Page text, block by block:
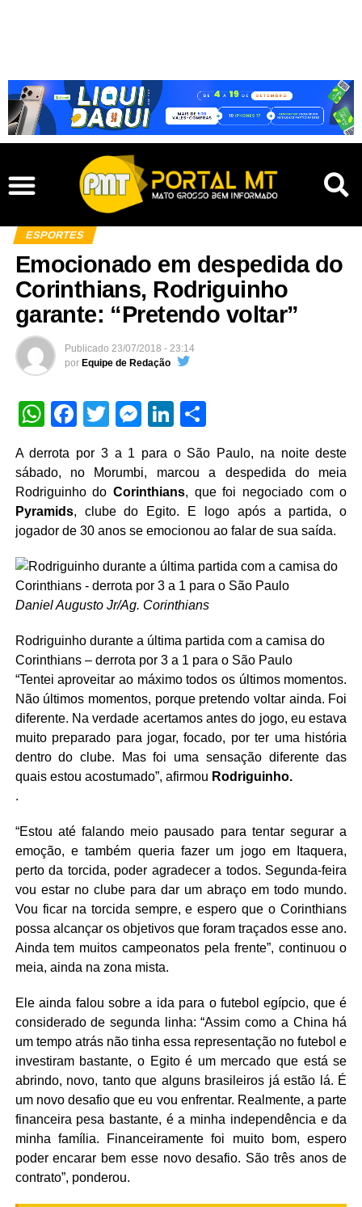
ESPORTES
Emocionado em despedida do
Corinthians, Rodriguinho
garante: “Pretendo voltar”
Publicado 23/07/2018 - 23:14
por Equipe de Redação
WhatsApp
Facebook
TwitterMessenger
LinkedIn
A derrota por 3 a 1 para o São Paulo, na noite deste
sábado, no Morumbi, marcou a despedida do meia
Rodriguinho do Corinthians, que foi negociado com o
Pyramids, clube do Egito. E logo após a partida, o
jogador de 30 anos se emocionou ao falar de sua saída.
Daniel Augusto Jr/Ag. Corinthians
Rodriguinho durante a última partida com a camisa do
Corinthians – derrota por 3 a 1 para o São Paulo
“Tentei aproveitar ao máximo todos os últimos momentos.
Não últimos momentos, porque pretendo voltar ainda. Foi
diferente. Na verdade acertamos antes do jogo, eu estava
muito preparado para jogar, focado, por ter uma história
dentro do clube. Mas foi uma sensação diferente das
quais estou acostumado”, afirmou Rodriguinho.
.
“Estou até falando meio pausado para tentar segurar a
emoção, e também queria fazer um jogo em Itaquera,
perto da torcida, poder agradecer a todos. Segunda-feira
vou estar no clube para dar um abraço em todo mundo.
Vou ficar na torcida sempre, e espero que o Corinthians
possa alcançar os objetivos que foram traçados esse ano.
Ainda tem muitos campeonatos pela frente”, continuou o
meia, ainda na zona mista.
Ele ainda falou sobre a ida para o futebol egípcio, que é
considerado de segunda linha: “Assim como a China há
um tempo atrás não tinha essa representação no futebol e
investiram bastante, o Egito é um mercado que está se
abrindo, novo, tanto que alguns brasileiros já estão lá. É
um novo desafio que eu vou enfrentar. Realmente, a parte
financeira pesa bastante, é a minha independência e da
minha família. Financeiramente foi muito bom, espero
poder encarar bem esse novo desafio. São três anos de
contrato”, ponderou.